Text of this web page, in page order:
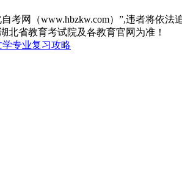
考网（www.hbzkw.com）”,违者将依法
北省教育考试院及各教育官网为准！
专业复习攻略